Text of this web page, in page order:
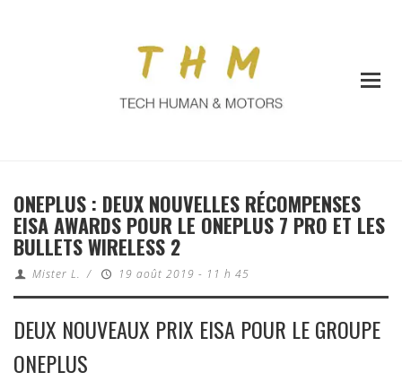
ONEPLUS : DEUX NOUVELLES RÉCOMPENSES
EISA AWARDS POUR LE ONEPLUS 7 PRO ET LES
BULLETS WIRELESS 2
Mister L. / 19 août 2019 - 11 h 45
DEUX NOUVEAUX PRIX EISA POUR LE GROUPE
ONEPLUS